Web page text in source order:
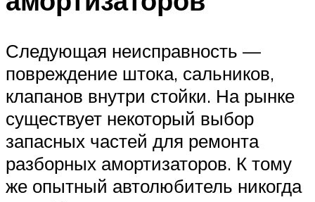
Следующая неисправность —
повреждение штока, сальников,
клапанов внутри стойки. На рынке
существует некоторый выбор
запасных частей для ремонта
разборных амортизаторов. К тому
же опытный автолюбитель никогда